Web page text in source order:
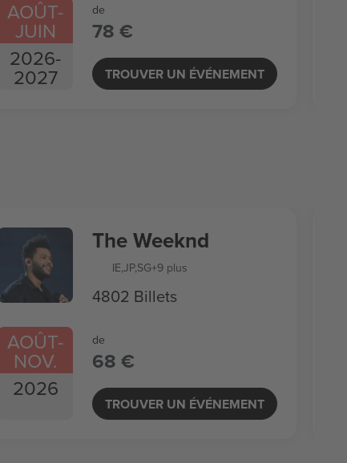
AOÛT-
JUIN
2026-
2027
de
78 €
TROUVER UN ÉVÉNEMENT
AOÛT-
NOV.
2026
The Weeknd
IE,JP,SG+9 plus
4802 Billets
de
68 €
TROUVER UN ÉVÉNEMENT